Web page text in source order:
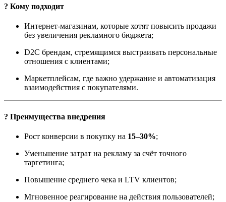
? Кому подходит
Интернет-магазинам, которые хотят повысить продажи
без увеличения рекламного бюджета;
D2C брендам, стремящимся выстраивать персональные
отношения с клиентами;
Маркетплейсам, где важно удержание и автоматизация
взаимодействия с покупателями.
? Преимущества внедрения
Рост конверсии в покупку на 15–30%;
Уменьшение затрат на рекламу за счёт точного
таргетинга;
Повышение среднего чека и LTV клиентов;
Мгновенное реагирование на действия пользователей;